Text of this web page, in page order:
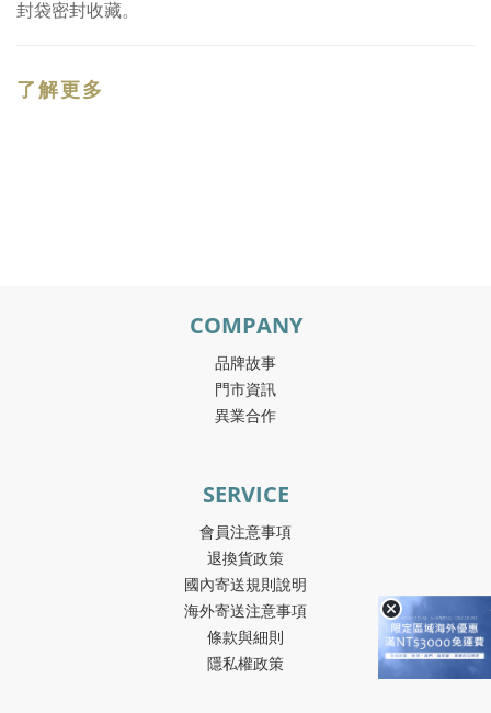
封袋密封收藏。
了解更多
COMPANY
品牌故事
門市資訊
異業合作
SERVICE
會員注意事項
退換貨政策
國內寄送規則說明
海外寄送注意事項
條款與細則
隱私權政策